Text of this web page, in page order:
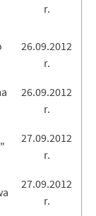
r.
26.09.2012
r.
26.09.2012
r.
27.09.2012
r.
27.09.2012
r.